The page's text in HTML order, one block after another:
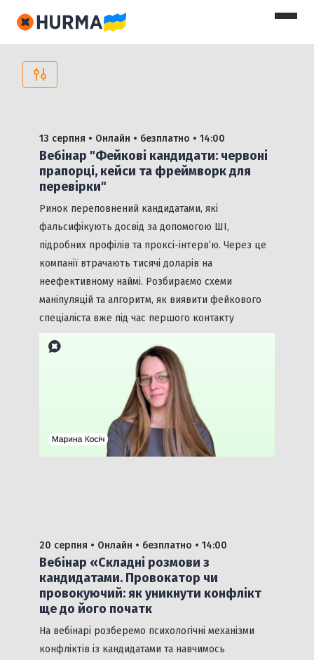
Календар HR-івентів
13 серпня • Онлайн • безплатно • 14:00
Вебінар "Фейкові кандидати: червоні
прапорці, кейси та фреймворк для
перевірки"
Ринок переповнений кандидатами, які
фальсифікують досвід за допомогою ШІ,
підробних профілів та проксі-інтерв’ю. Через це
компанії втрачають тисячі доларів на
неефективному наймі. Розбираємо схеми
маніпуляцій та алгоритм, як виявити фейкового
спеціаліста вже під час першого контакту
20 серпня • Онлайн • безплатно • 14:00
Вебінар «Складні розмови з
кандидатами. Провокатор чи
провокуючий: як уникнути конфлікт
ще до його початк
На вебінарі розберемо психологічні механізми
конфліктів із кандидатами та навчимось